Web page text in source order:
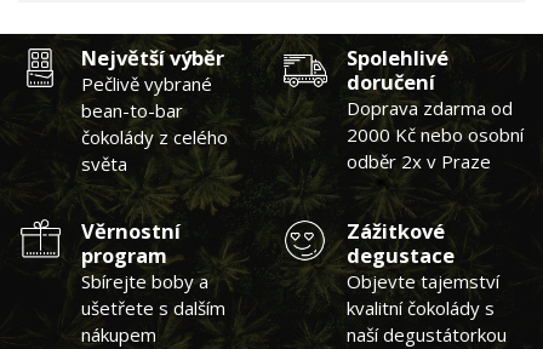
Největší výběr
Pečlivě vybrané
bean-to-bar
čokolády z celého
světa
Spolehlivé
doručení
Doprava zdarma od
2000 Kč nebo osobní
odběr 2x v Praze
Věrnostní
program
Sbírejte boby a
ušetřete s dalším
nákupem
Zážitkové
degustace
Objevte tajemství
kvalitní čokolády s
naší degustátorkou